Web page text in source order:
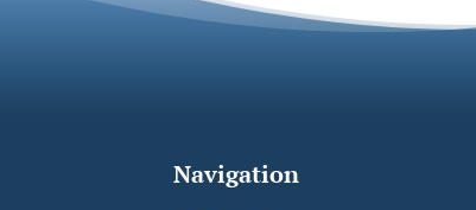
Navigation